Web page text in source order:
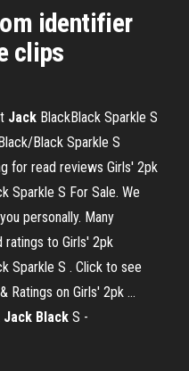
identifier
clips
Jack BlackBlack Sparkle S
Black Sparkle S
for read reviews Girls' 2pk
Sparkle S For Sale. We
personally. Many
ratings to Girls' 2pk
Sparkle S . Click to see
Ratings on Girls' 2pk ...
Jack Black S -